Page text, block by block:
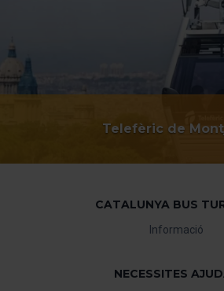
Telefèric de
CATALUNYA BUS
Informació
NECESSITES